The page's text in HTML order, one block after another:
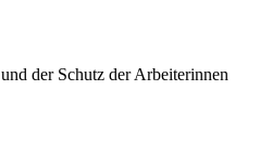
Schutz der Arbeiterinnen